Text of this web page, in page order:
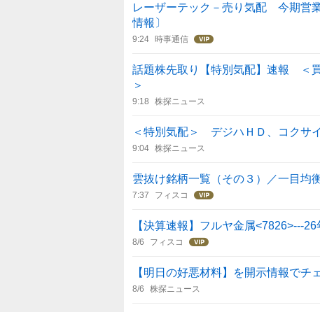
レーザーテック－売り気配 今期営
情報〕
9:24 時事通信
話題株先取り【特別気配】速報 ＜
＞
9:18 株探ニュース
＜特別気配＞ デジハＨＤ、コクサ
9:04 株探ニュース
雲抜け銘柄一覧（その３）／一目均
7:37 フィスコ
【決算速報】フルヤ金属<7826>---
8/6 フィスコ
【明日の好悪材料】を開示情報でチ
8/6 株探ニュース